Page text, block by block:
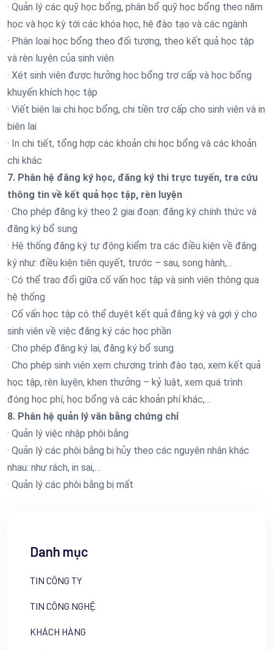
· Quản lý các quỹ học bổng, phân bổ quỹ học bổng theo năm
học và học kỳ tới các khóa học, hệ đào tạo và các ngành
· Phân loại học bổng theo đối tượng, theo kết quả học tập
và rèn luyện của sinh viên
· Xét sinh viên được hưởng học bổng trợ cấp và học bổng
khuyến khích học tập
· Viết biên lai chi học bổng, chi tiền trợ cấp cho sinh viên và in
biên lai
· In chi tiết, tổng hợp các khoản chi học bổng và các khoản
chi khác
7. Phân hệ đăng ký học, đăng ký thi trực tuyến, tra cứu
thông tin về kết quả học tập, rèn luyện
· Cho phép đăng ký theo 2 giai đoạn: đăng ký chính thức và
đăng ký bổ sung
· Hệ thống đăng ký tự động kiểm tra các điều kiện về đăng
ký như: điều kiện tiên quyết, trước – sau, song hành,…
· Có thể trao đổi giữa cố vấn học tập và sinh viên thông qua
hệ thống
· Cố vấn học tập có thể duyệt kết quả đăng ký và gợi ý cho
sinh viên về việc đăng ký các học phần
· Cho phép đăng ký lại, đăng ký bổ sung
· Cho phép sinh viên xem chương trình đào tạo, xem kết quả
học tập, rèn luyện, khen thưởng – kỷ luật, xem quá trình
đóng học phí, học bổng và các khoản phí khác,…
8. Phân hệ quản lý văn bằng chứng chỉ
· Quản lý việc nhập phôi bằng
· Quản lý các phôi bằng bị hủy theo các nguyên nhân khác
nhau: như rách, in sai,…
· Quản lý các phôi bằng bị mất
Danh mục
TIN CÔNG TY
TIN CÔNG NGHỆ
KHÁCH HÀNG